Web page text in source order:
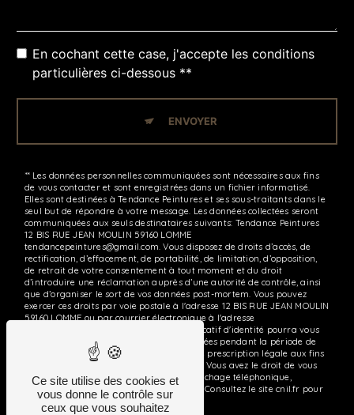
En cochant cette case, j'accepte les conditions
particulières ci-dessous **
ENVOYER
** Les données personnelles communiquées sont nécessaires aux fins
de vous contacter et sont enregistrées dans un fichier informatisé.
Elles sont destinées à Tendance Peintures et ses sous-traitants dans le
seul but de répondre à votre message. Les données collectées seront
communiquées aux seuls destinataires suivants: Tendance Peintures
12 BIS RUE JEAN MOULIN 59160 LOMME
tendancepeintures@gmail.com. Vous disposez de droits d’accès, de
rectification, d’effacement, de portabilité, de limitation, d’opposition,
de retrait de votre consentement à tout moment et du droit
d’introduire une réclamation auprès d’une autorité de contrôle, ainsi
que d’organiser le sort de vos données post-mortem. Vous pouvez
exercer ces droits par voie postale à l'adresse 12 BIS RUE JEAN MOULIN
59160 LOMME ou par courrier électronique à l'adresse
tendancepeintures@gmail.com. Un justificatif d'identité pourra vous
être demandé. Nous conservons vos données pendant la période de
prise de contact puis pendant la durée de prescription légale aux fins
probatoires et de gestion des contentieux. Vous avez le droit de vous
inscrire sur la liste d'opposition au démarchage téléphonique,
disponible à cette adresse: Bloctel.gouv.fr
. Consultez le site cnil.fr pour
plus d’informations sur vos droits.
Ce site utilise des cookies et
vous donne le contrôle sur
ceux que vous souhaitez